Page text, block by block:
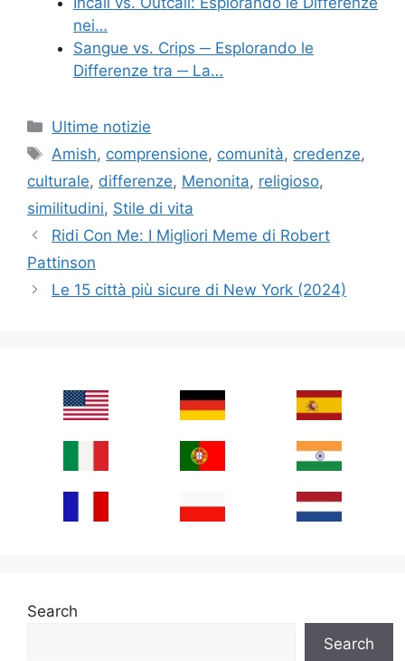
nei…
Sangue vs. Crips ─ Esplorando le
Differenze tra ─ La…
Categories
Ultime notizie
Tags
Amish, comprensione, comunità, credenze,
culturale, differenze, Menonita, religioso,
similitudini, Stile di vita
Ridi Con Me: I Migliori Meme di Robert
Pattinson
Le 15 città più sicure di New York (2024)
Search
Search